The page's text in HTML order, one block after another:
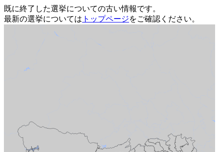
既に終了した選挙についての古い情報です。
最新の選挙については トップページをご確認ください。